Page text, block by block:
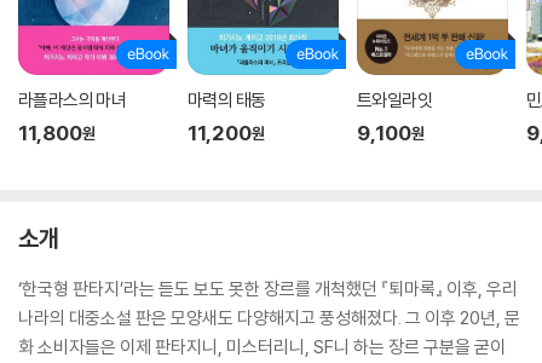
라플라스의 마녀
11,800원
마력의 태동
11,200원
트와일라잇
9,100원
소개
‘한국형 판타지’라는 듣도 보도 못한 장르를 개척했던 『퇴마록』 이후, 우리
나라의 대중소설 판은 모양새도 다양해지고 풍성해졌다. 그 이후 20년, 문
화 소비자들은 이제 판타지니, 미스터리니, SF니 하는 장르 구분을 굳이